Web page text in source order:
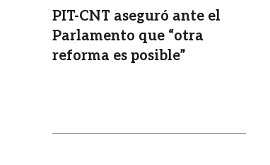
PIT-CNT aseguró ante el
Parlamento que “otra
reforma es posible”